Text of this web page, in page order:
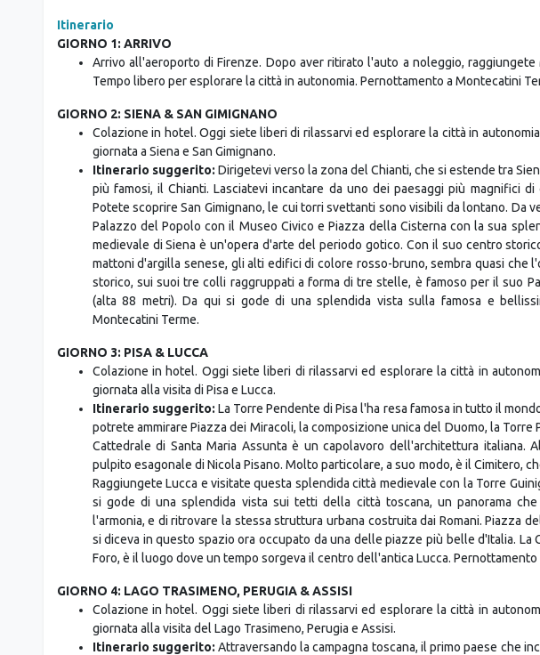
Itinerario
GIORNO 1: ARRIVO
Arrivo all'aeroporto di Firenze. Dopo aver ritirato l'auto a noleggio,
Tempo libero per esplorare la città in autonomia. Pernottamento a Montecatini
GIORNO 2: SIENA & SAN GIMIGNANO
Colazione in hotel. Oggi siete liberi di rilassarvi ed esplorare la città in
giornata a Siena e San Gimignano.
Itinerario suggerito: Dirigetevi verso la zona del Chianti, che si estende tra
più famosi, il Chianti. Lasciatevi incantare da uno dei paesaggi più magnifici
Potete scoprire San Gimignano, le cui torri svettanti sono visibili da lontano. Da
Palazzo del Popolo con il Museo Civico e Piazza della Cisterna con la sua
medievale di Siena è un'opera d'arte del periodo gotico. Con il suo centro
mattoni d'argilla senese, gli alti edifici di colore rosso-bruno, sembra quasi che
storico, sui suoi tre colli raggruppati a forma di tre stelle, è famoso per il suo
(alta 88 metri). Da qui si gode di una splendida vista sulla famosa e
Montecatini Terme.
GIORNO 3: PISA & LUCCA
Colazione in hotel. Oggi siete liberi di rilassarvi ed esplorare la città in
giornata alla visita di Pisa e Lucca.
Itinerario suggerito: La Torre Pendente di Pisa l'ha resa famosa in tutto il
potrete ammirare Piazza dei Miracoli, la composizione unica del Duomo, la Torre
Cattedrale di Santa Maria Assunta è un capolavoro dell'architettura italiana.
pulpito esagonale di Nicola Pisano. Molto particolare, a suo modo, è il Cimitero,
Raggiungete Lucca e visitate questa splendida città medievale con la Torre
si gode di una splendida vista sui tetti della città toscana, un panorama
l'armonia, e di ritrovare la stessa struttura urbana costruita dai Romani. Piazza
si diceva in questo spazio ora occupato da una delle piazze più belle d'Italia. La
Foro, è il luogo dove un tempo sorgeva il centro dell'antica Lucca.
GIORNO 4: LAGO TRASIMENO, PERUGIA & ASSISI
Colazione in hotel. Oggi siete liberi di rilassarvi ed esplorare la città in
giornata alla visita del Lago Trasimeno, Perugia e Assisi.
Itinerario suggerito: Attraversando la campagna toscana, il primo paese che